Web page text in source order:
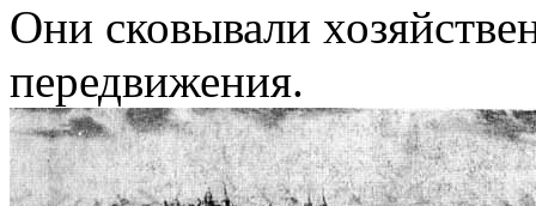
Они сковывали
передвижения.